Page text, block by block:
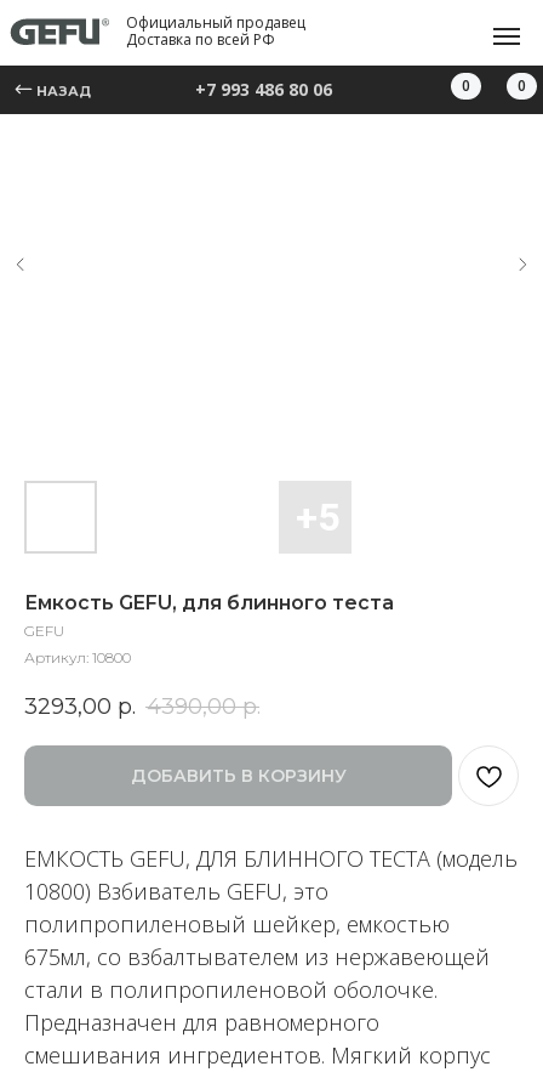
0 0
НАЗАД +7 993 486 80 06
Официальный продавец
Доставка по всей РФ
Емкость GEFU, для блинного теста
GEFU
Артикул: 10800
3293,00 р. 4390,00 р.
ДОБАВИТЬ В КОРЗИНУ
ЕМКОСТЬ GEFU, ДЛЯ БЛИННОГО ТЕСТА (модель
10800) Взбиватель GEFU, это
полипропиленовый шейкер, емкостью
675мл, со взбалтывателем из нержавеющей
стали в полипропиленовой оболочке.
Предназначен для равномерного
смешивания ингредиентов. Мягкий корпус